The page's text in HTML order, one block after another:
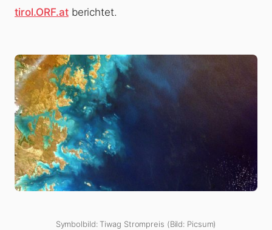
tirol.ORF.atberichtet.
Symbolbild: Tiwag Strompreis (Bild: Picsum)